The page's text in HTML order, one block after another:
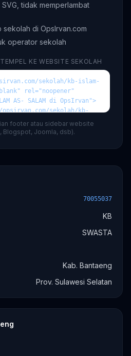
tidak memperlambat
di OpsIrvan.com
operator sekolah
KE WEBSITE SEKOLAH
footer atau sidebar website
Blogspot, Joomla, dsb).
70055037
KB
SWASTA
Kab. Bantaeng
Prov. Sulawesi Selatan